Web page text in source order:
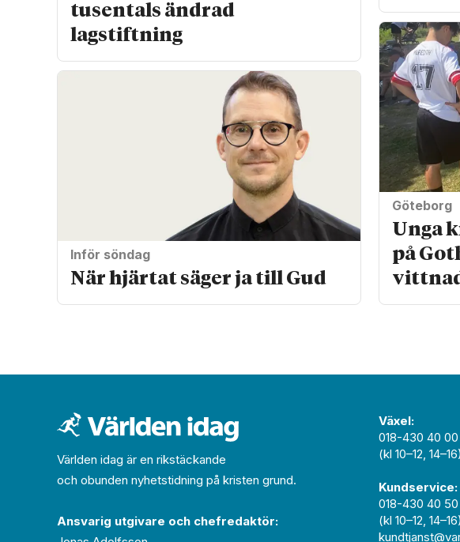
tusentals ändrad
lagstiftning
Inför söndag
När hjärtat säger ja till Gud
Göteborg
Unga
på
Världen idag är en rikstäckande
och obunden nyhets­­­tidning på kristen grund.
Ansvarig utgivare och chef­redaktör:
Växel:
018-430 40 00
(kl 10–12, 14–16)
Kundservice:
018-430 40 50
(kl 10–12, 14–16)